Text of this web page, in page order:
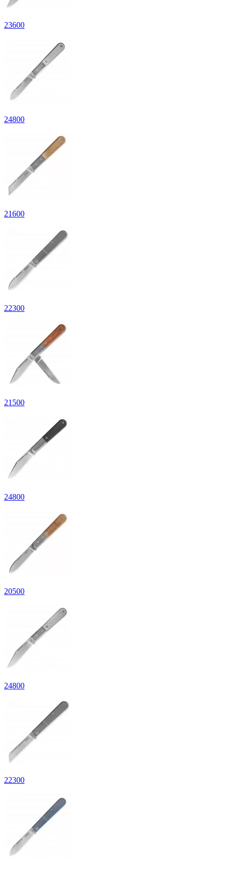
23600
24800
21600
22300
21 500
24800
20500
24800
22300